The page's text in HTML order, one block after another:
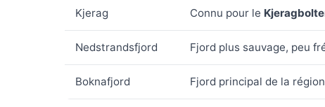
Kjerag Connu pour le
Nedstrandsfjord Fjord plus sauvage, peu
Boknafjord Fjord principal de la